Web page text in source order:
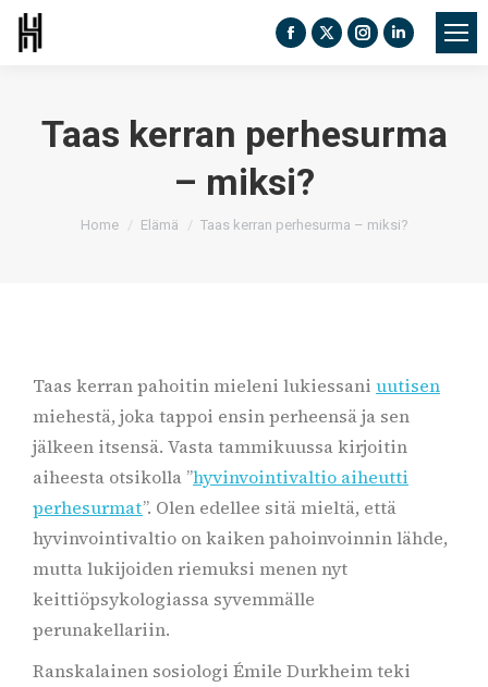
Facebook
in
new
window
X
in
Instagram
in
Linkedin
in
Taas kerran perhesurma
– miksi?
You are here:
Home Elämä Taas kerran perhesurma – miksi?
Taas kerran pahoitin mieleni lukiessani uutisen
miehestä, joka tappoi ensin perheensä ja sen
jälkeen itsensä. Vasta tammikuussa kirjoitin
aiheesta otsikolla ”hyvinvointivaltio aiheutti
perhesurmat”. Olen edellee sitä mieltä, että
hyvinvointivaltio on kaiken pahoinvoinnin lähde,
mutta lukijoiden riemuksi menen nyt
keittiöpsykologiassa syvemmälle
perunakellariin.
Ranskalainen sosiologi Émile Durkheim teki